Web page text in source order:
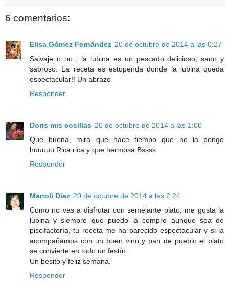
6 comentarios:
Elisa Gómez Fernández 20 de octubre de 2014 a las 0:27
Salvaje o no , la lubina es un pescado delicioso, sano y
sabroso. La receta es estupenda donde la lubina queda
espectacular!! Un abrazo
Responder
Doris mis cosillas 20 de octubre de 2014 a las 1:00
Que buena, mira que hace tiempo que no la pongo
huuuuu.Rica rica y que hermosa.Bssss
Responder
Manoli Diaz 20 de octubre de 2014 a las 2:24
Como no vas a disfrutar con semejante plato, me gusta la
lubina y siempre que puedo la compro aunque sea de
piscifactoría, tu receta me ha parecido espectacular y si la
acompañamos con un buen vino y pan de pueblo el plato
se convierte en todo un festín.
Un besito y feliz semana.
Responder